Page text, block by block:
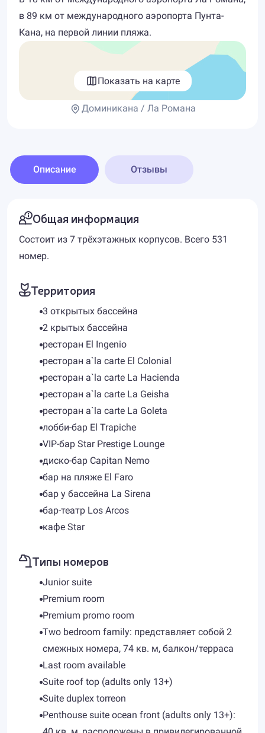
в 89 км от международного аэропорта Пунта-
Кана, на первой линии пляжа.
Показать на карте
Доминикана / Ла Романа
Описание Отзывы
Общая информация
Состоит из 7 трёхэтажных корпусов. Всего 531
номер.
Территория
3 открытых бассейна
2 крытых бассейна
ресторан El Ingenio
ресторан a`la carte El Colonial
ресторан a`la carte La Hacienda
ресторан a`la carte La Geisha
ресторан a`la carte La Goleta
лобби-бар El Trapiche
VIP-бар Star Prestige Lounge
диско-бар Capitan Nemo
бар на пляже El Faro
бар у бассейна La Sirena
бар-театр Los Arcos
кафе Star
Типы номеров
Junior suite
Premium room
Premium promo room
Two bedroom family: представляет собой 2
смежных номера, 74 кв. м, балкон/терраса
Last room available
Suite roof top (adults only 13+)
Suite duplex torreon
Penthouse suite ocean front (adults only 13+):